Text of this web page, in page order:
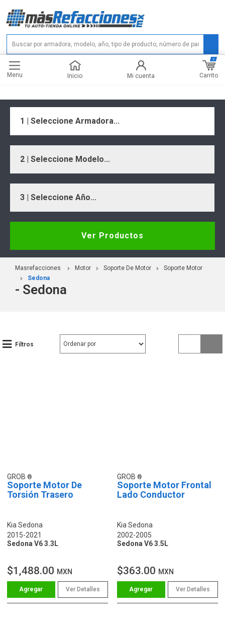
Menu Inicio Mi cuenta Carrito
0
1 | Seleccione Armadora...
2 | Seleccione Modelo...
3 | Seleccione Año...
Ver Productos
Masrefacciones Motor Soporte De Motor
Soporte Motor
Sedona
- Sedona
Filtros
GROB
Soporte Motor De
Torsión Trasero
Kia Sedona
2015-2021
Sedona V6 3.3L
$1,488.00 MXN
Ver Detalles
GROB
Soporte Motor Frontal
Lado Conductor
Kia Sedona
2002-2005
Sedona V6 3.5L
$363.00 MXN
Ver Detalles